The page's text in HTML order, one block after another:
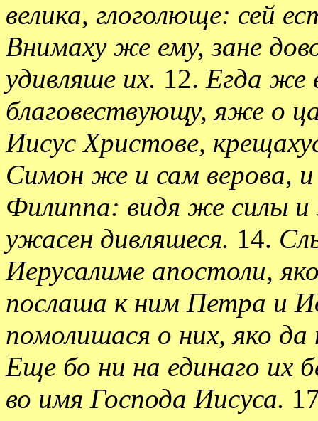
велика, глоголюще: сей
Внимаху же ему, зане
удивляше их. 12. Егда же
благовествующу, яже о
Иисус Христове,
Симон же и сам верова,
Филиппа: видя же силы и
ужасен дивляшеся. 14.
Иерусалиме апостоли,
послаша к ним Петра и
помолишася о них, яко
Еще бо ни на единаго их
во имя Господа Иисуса.